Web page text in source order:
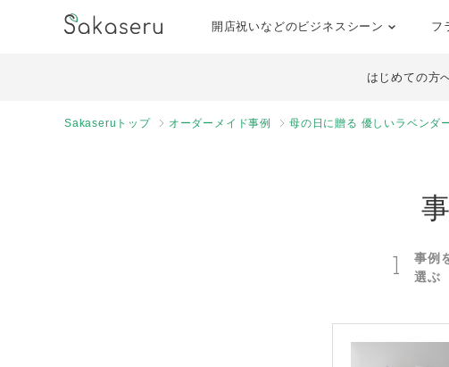
開店祝いなどのビジネスシーン フ
はじめての方
Sakaseruトップ オーダーメイド事例 母の日に贈る 優しいラベンダ
1
事例
選ぶ